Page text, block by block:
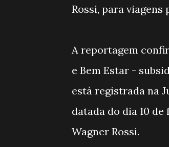
Rossi, para viagens
A reportagem
e Bem Estar -
está registrada na
datada do dia 10
Wagner Rossi.